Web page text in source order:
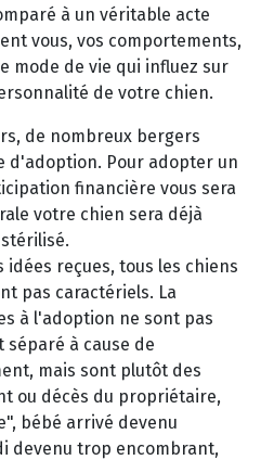
à un véritable acte
vous, vos comportements,
mode de vie qui influez sur
de votre chien.
de nombreux bergers
d'adoption. Pour adopter un
financière vous sera
votre chien sera déjà
reçues, tous les chiens
pas caractériels. La
à l'adoption ne sont pas
à cause de
mais sont plutôt des
ou décès du propriétaire,
bébé arrivé devenu
devenu trop encombrant,